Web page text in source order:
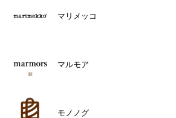
マリメッコ
マルモア
モノノグ